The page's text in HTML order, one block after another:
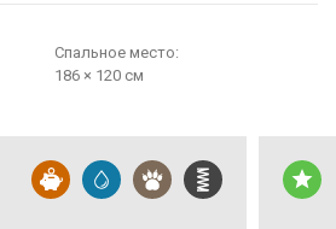
Cпальное место:
186 × 120 см